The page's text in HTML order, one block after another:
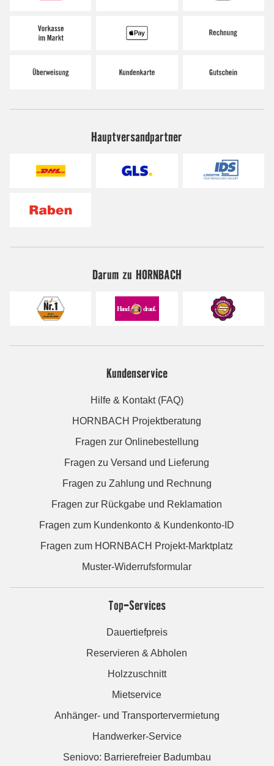
Hauptversandpartner
Darum zu HORNBACH
Kundenservice
Hilfe & Kontakt (FAQ)
HORNBACH Projektberatung
Fragen zur Onlinebestellung
Fragen zu Versand und Lieferung
Fragen zu Zahlung und Rechnung
Fragen zur Rückgabe und Reklamation
Fragen zum Kundenkonto & Kundenkonto-ID
Fragen zum HORNBACH Projekt-Marktplatz
Muster-Widerrufsformular
Top-Services
Dauertiefpreis
Reservieren & Abholen
Holzzuschnitt
Mietservice
Anhänger- und Transportervermietung
Handwerker-Service
Seniovo: Barrierefreier Badumbau